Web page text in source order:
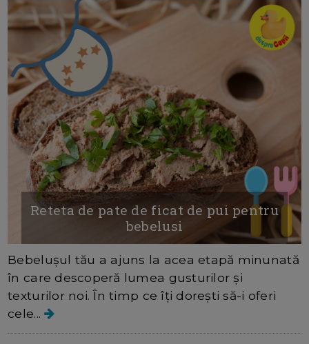
Reteta de pate de ficat de pui pentru
bebelusi
Bebelușul tău a ajuns la acea etapă minunată
în care descoperă lumea gusturilor și
texturilor noi. În timp ce îți dorești să-i oferi
cele...